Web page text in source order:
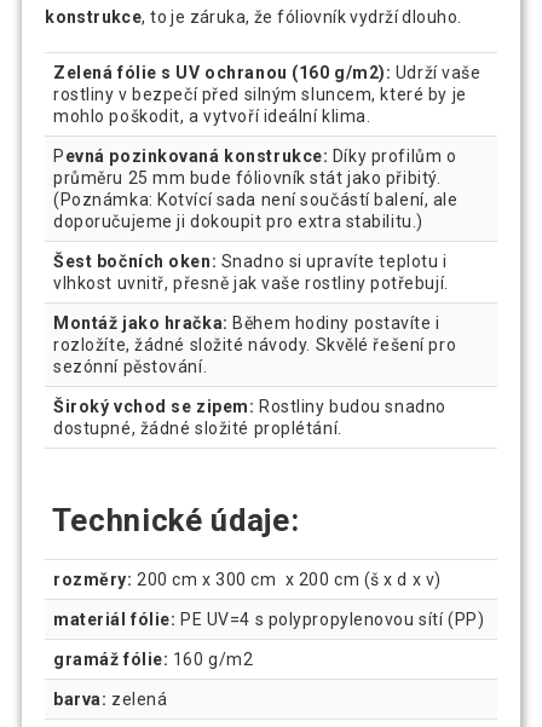
konstrukce, to je záruka, že fóliovník vydrží dlouho.
Zelená fólie s UV ochranou (160 g/m2): Udrží vaše
rostliny v bezpečí před silným sluncem, které by je
mohlo poškodit, a vytvoří ideální klima.
Pevná pozinkovaná konstrukce: Díky profilům o
průměru 25 mm bude fóliovník stát jako přibitý.
(Poznámka: Kotvící sada není součástí balení, ale
doporučujeme ji dokoupit pro extra stabilitu.)
Šest bočních oken: Snadno si upravíte teplotu i
vlhkost uvnitř, přesně jak vaše rostliny potřebují.
Montáž jako hračka: Během hodiny postavíte i
rozložíte, žádné složité návody. Skvělé řešení pro
sezónní pěstování.
Široký vchod se zipem: Rostliny budou snadno
dostupné, žádné složité proplétání.
Technické údaje:
rozměry: 200 cm x 300 cm x 200 cm (š x d x v)
materiál fólie: PE UV=4 s polypropylenovou sítí (PP)
gramáž fólie: 160 g/m2
barva: zelená